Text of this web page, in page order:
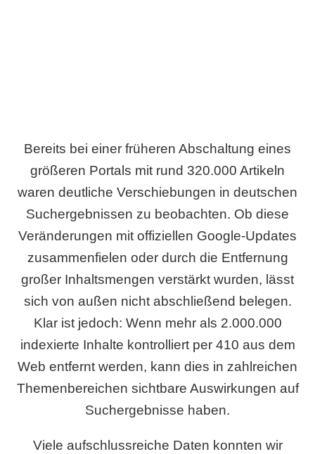
Bereits bei einer früheren Abschaltung eines
größeren Portals mit rund 320.000 Artikeln
waren deutliche Verschiebungen in deutschen
Suchergebnissen zu beobachten. Ob diese
Veränderungen mit offiziellen Google-Updates
zusammenfielen oder durch die Entfernung
großer Inhaltsmengen verstärkt wurden, lässt
sich von außen nicht abschließend belegen.
Klar ist jedoch: Wenn mehr als 2.000.000
indexierte Inhalte kontrolliert per 410 aus dem
Web entfernt werden, kann dies in zahlreichen
Themenbereichen sichtbare Auswirkungen auf
Suchergebnisse haben.
Viele aufschlussreiche Daten konnten wir